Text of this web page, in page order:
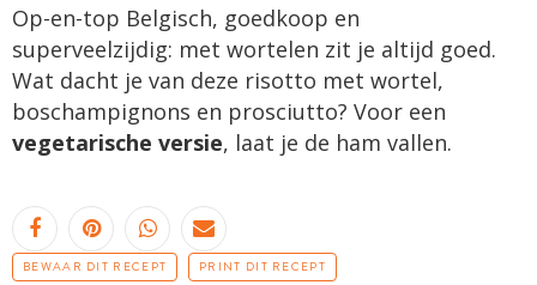
Op-en-top Belgisch, goedkoop en
superveelzijdig: met wortelen zit je altijd goed.
Wat dacht je van deze risotto met wortel,
boschampignons en prosciutto? Voor een
vegetarische versie, laat je de ham vallen.
BEWAAR DIT RECEPT PRINT DIT RECEPT